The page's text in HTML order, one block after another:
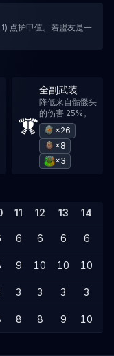
点护甲值。若盟友是一
全副武装
降低来自骷髅头
的伤害 25%。
×26
×8
×3
11 12 13 14
6 6 6 6
9 10 10 10
3 3 3 3
8 8 9 10